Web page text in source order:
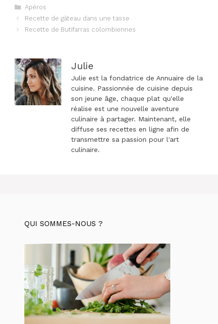
Catégories
Apéros
Navigation
des
Recette de gâteau dans une tasse
Recette de Butifarras colombiennes
Julie
Julie est la fondatrice de Annuaire de la
cuisine. Passionnée de cuisine depuis
son jeune âge, chaque plat qu'elle
réalise est une nouvelle aventure
culinaire à partager. Maintenant, elle
diffuse ses recettes en ligne afin de
transmettre sa passion pour l'art
culinaire.
QUI SOMMES-NOUS ?